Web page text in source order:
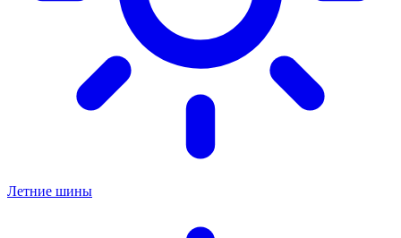
Летние шины